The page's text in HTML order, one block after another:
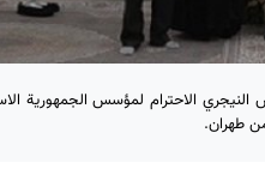
الاحترام لمؤسس الجمهورية
طهران.